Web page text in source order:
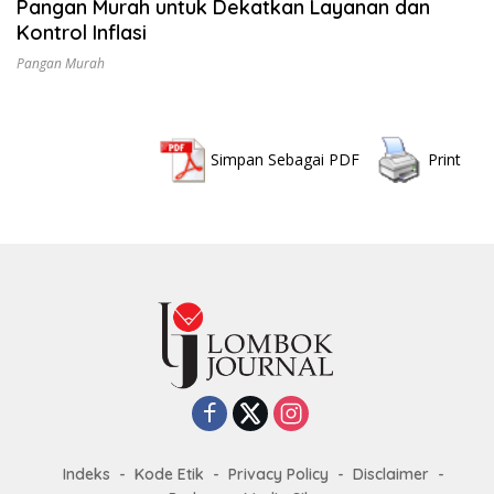
Pangan Murah untuk Dekatkan Layanan dan
Kontrol Inflasi
Pangan Murah
Simpan Sebagai PDF Print
Indeks Kode Etik Privacy Policy
Disclaimer